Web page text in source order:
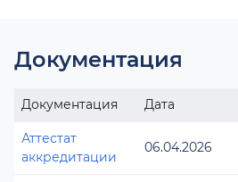
Документация
Документация Дата
Аттестат
аккредитации
06.04.2026